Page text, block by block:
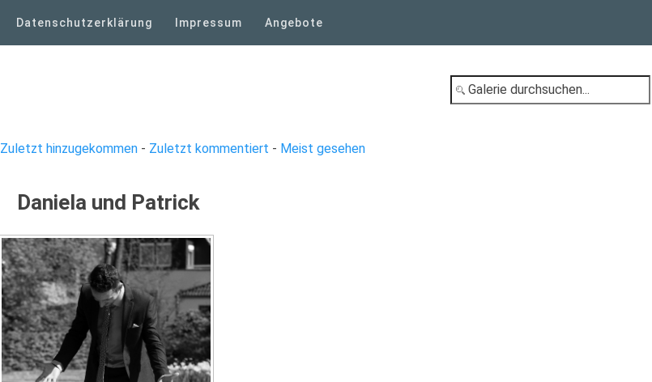
Datenschutzerklärung Impressum Angebote
Zuletzt hinzugekommen- Zuletzt kommentiert - Meist gesehen
Daniela und Patrick